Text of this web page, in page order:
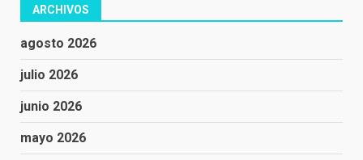
ARCHIVOS
agosto 2026
julio 2026
junio 2026
mayo 2026